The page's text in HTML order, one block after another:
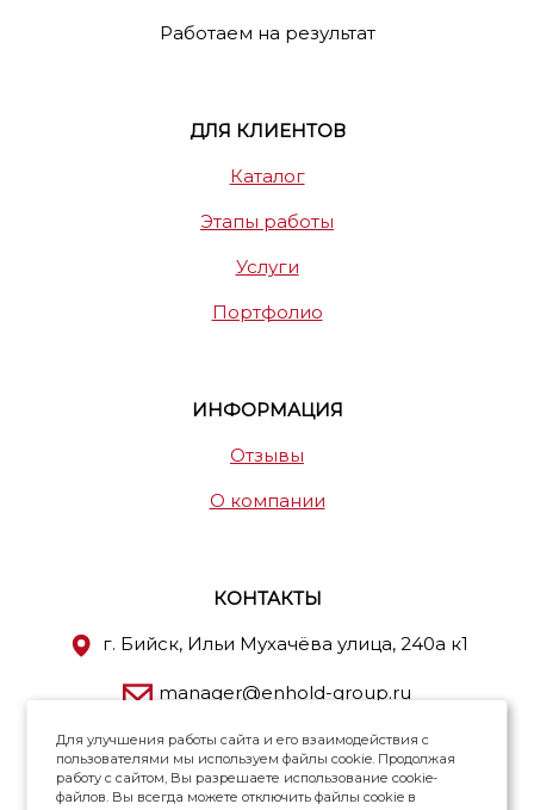
Работаем на результат
ДЛЯ КЛИЕНТОВ
Каталог
Этапы работы
Услуги
Портфолио
ИНФОРМАЦИЯ
Отзывы
О компании
КОНТАКТЫ
г. Бийск, Ильи Мухачёва улица, 240а к1
manager@enhold-group.ru
8 (800) 101-54-99
8 923 658-03-69
Для улучшения работы сайта и его взаимодействия с
пользователями мы используем файлы cookie. Продолжая
работу с сайтом, Вы разрешаете использование cookie-
файлов. Вы всегда можете отключить файлы cookie в